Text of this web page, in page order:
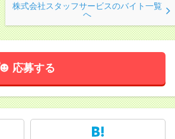
株式会社スタッフサービスのバイト一覧
へ
応募する